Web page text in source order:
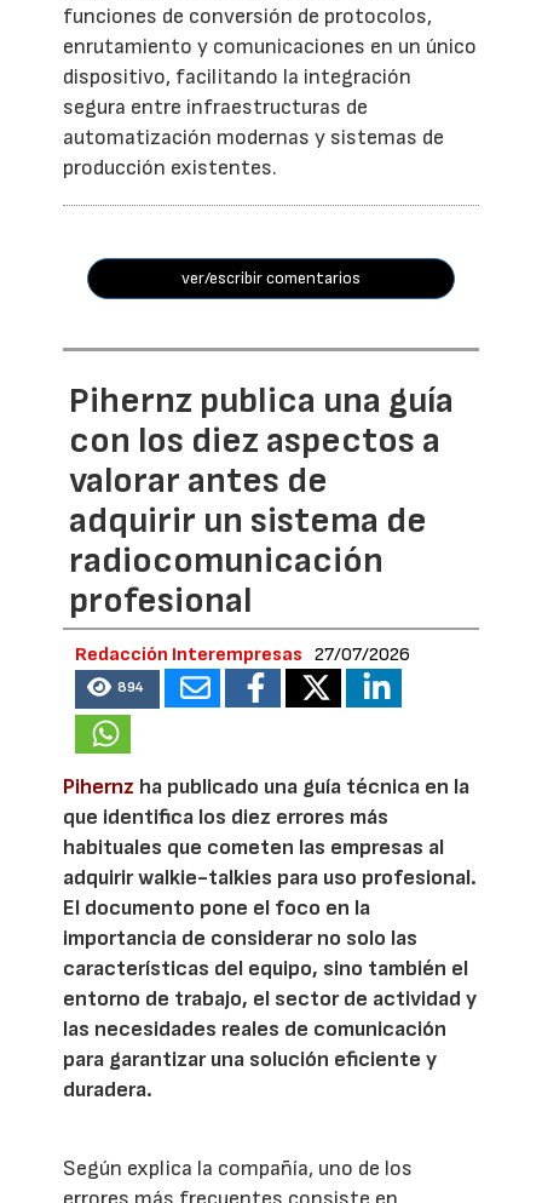
funciones de conversión de protocolos,
enrutamiento y comunicaciones en un único
dispositivo, facilitando la integración
segura entre infraestructuras de
automatización modernas y sistemas de
producción existentes.
ver/escribir comentarios
Pihernz publica una guía
con los diez aspectos a
valorar antes de
adquirir un sistema de
radiocomunicación
profesional
Redacción Interempresas 27/07/2026
894
Pihernz ha publicado una guía técnica en la
que identifica los diez errores más
habituales que cometen las empresas al
adquirir walkie-talkies para uso profesional.
El documento pone el foco en la
importancia de considerar no solo las
características del equipo, sino también el
entorno de trabajo, el sector de actividad y
las necesidades reales de comunicación
para garantizar una solución eficiente y
duradera.
Según explica la compañía, uno de los